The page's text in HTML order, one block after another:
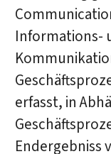
Informations-
erfasst, in
Endergebniss